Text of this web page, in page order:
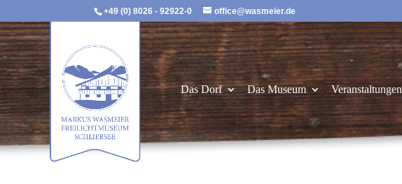
+49 (0) 8026 - 92922-0 office@wasmeier.de
Das Dorf Das Museum Veranstaltungen